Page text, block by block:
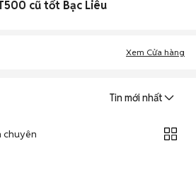
cũ tốt Bạc Liêu
Xem Cửa hàng
Tin mới nhất
chuyên